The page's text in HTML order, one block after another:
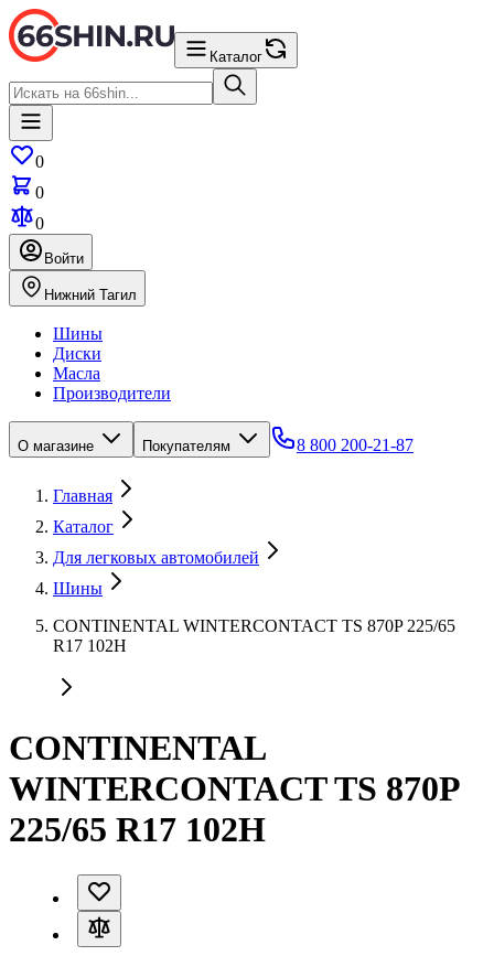
Каталог
0
0
0
Войти
Нижний Тагил
Шины
Диски
Масла
Производители
О магазине Покупателям 8 800 200-21-87
Главная
Каталог
Для легковых автомобилей
Шины
CONTINENTAL WINTERCONTACT TS 870P 225/65
R17 102H
CONTINENTAL
WINTERCONTACT TS 870P
225/65 R17 102H